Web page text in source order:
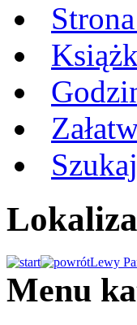
Szukaj
Lewy
Menu